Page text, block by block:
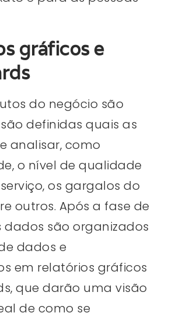
gráficos e
do negócio são
definidas quais as
analisar, como
o nível de qualidade
os gargalos do
outros. Após a fase de
dados são organizados
dados e
em relatórios gráficos
que darão uma visão
de como se